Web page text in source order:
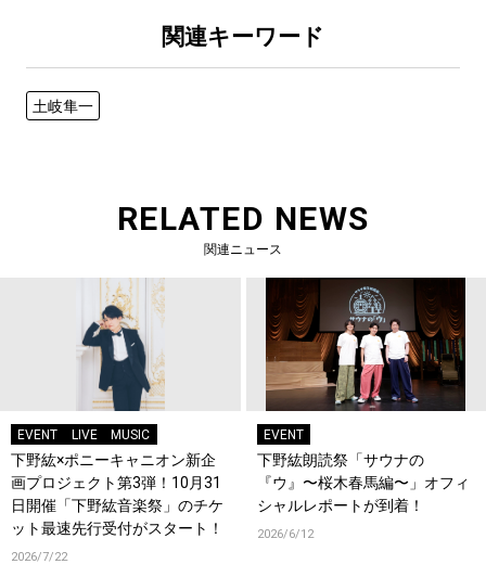
関連キーワード
土岐隼一
RELATED NEWS
関連ニュース
EVENT LIVE MUSIC
下野紘×ポニーキャニオン新企
画プロジェクト第3弾！10月31
日開催「下野紘音楽祭」のチケ
ット最速先行受付がスタート！
2026/7/22
EVENT
下野紘朗読祭「サウナの
『ウ』〜桜木春馬編〜」オフィ
シャルレポートが到着！
2026/6/12